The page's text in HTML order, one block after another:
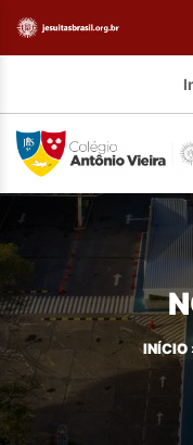
INÍCIO